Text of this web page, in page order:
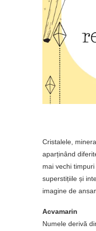
Cristalele,
aparținând
mai vechi
superstițiile și
imagine de
Acvamarin
Numele derivă